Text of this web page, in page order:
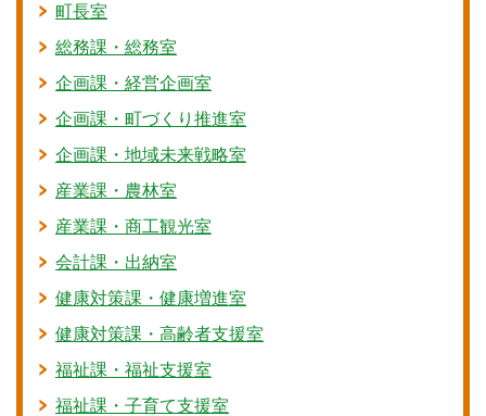
町長室
総務課・総務室
企画課・経営企画室
企画課・町づくり推進室
企画課・地域未来戦略室
産業課・農林室
産業課・商工観光室
会計課・出納室
健康対策課・健康増進室
健康対策課・高齢者支援室
福祉課・福祉支援室
福祉課・子育て支援室